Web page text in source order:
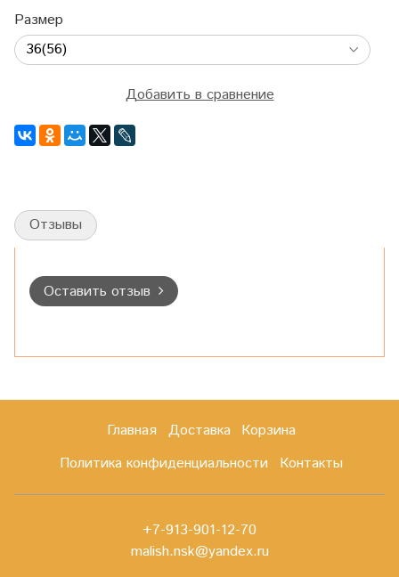
Размер
Добавить в сравнение
Отзывы
Оставить отзыв
Главная Доставка
Корзина
Политика конфиденциальности
Контакты
+7-913-901-12-70
malish.nsk@yandex.ru